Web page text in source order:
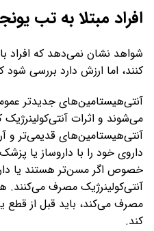
افراد مبتلا به تب
شواهد نشان نمی‌دهد که افراد
کنند، اما ارزش دارد بررسی
آنتی‌هیستامین‌های جدیدتر
می‌شوند و اثرات آنتی‌کولینرژیک
آنتی‌هیستامین‌های قدیمی‌تر و
داروی خود را با داروساز یا
خصوص اگر مسن‌تر هستند یا
آنتی‌کولینرژیک مصرف
مصرف می‌کند، باید قبل از قطع
کند.